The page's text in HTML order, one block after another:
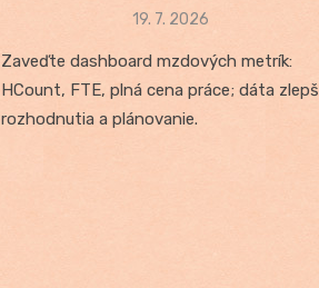
Posted
19. 7. 2026
Zaveďte dashboard mzdových metrík:
HCount, FTE, plná cena práce; dáta
rozhodnutia a plánovanie.